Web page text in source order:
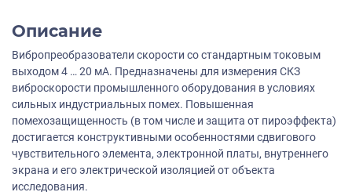
Описание
Вибропреобразователи скорости со стандартным токовым
выходом 4 … 20 мА. Предназначены для измерения СКЗ
виброскорости промышленного оборудования в условиях
сильных индустриальных помех. Повышенная
помехозащищенность (в том числе и защита от пироэффекта)
достигается конструктивными особенностями сдвигового
чувствительного элемента, электронной платы, внутреннего
экрана и его электрической изоляцией от объекта
исследования.